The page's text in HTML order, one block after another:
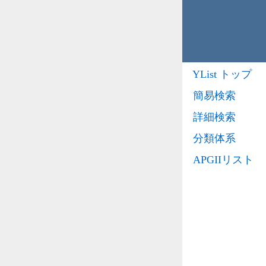
YList トップ
簡易検索
詳細検索
分類体系
APGIIリスト